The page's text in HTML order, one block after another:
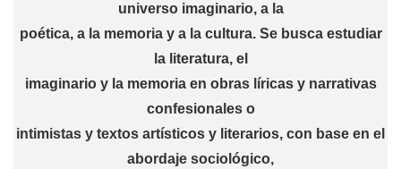
universo imaginario, a la
poética, a la memoria y a la cultura. Se busca estudiar
la literatura, el
imaginario y la memoria en obras líricas y narrativas
confesionales o
intimistas y textos artísticos y literarios, con base en el
abordaje sociológico,